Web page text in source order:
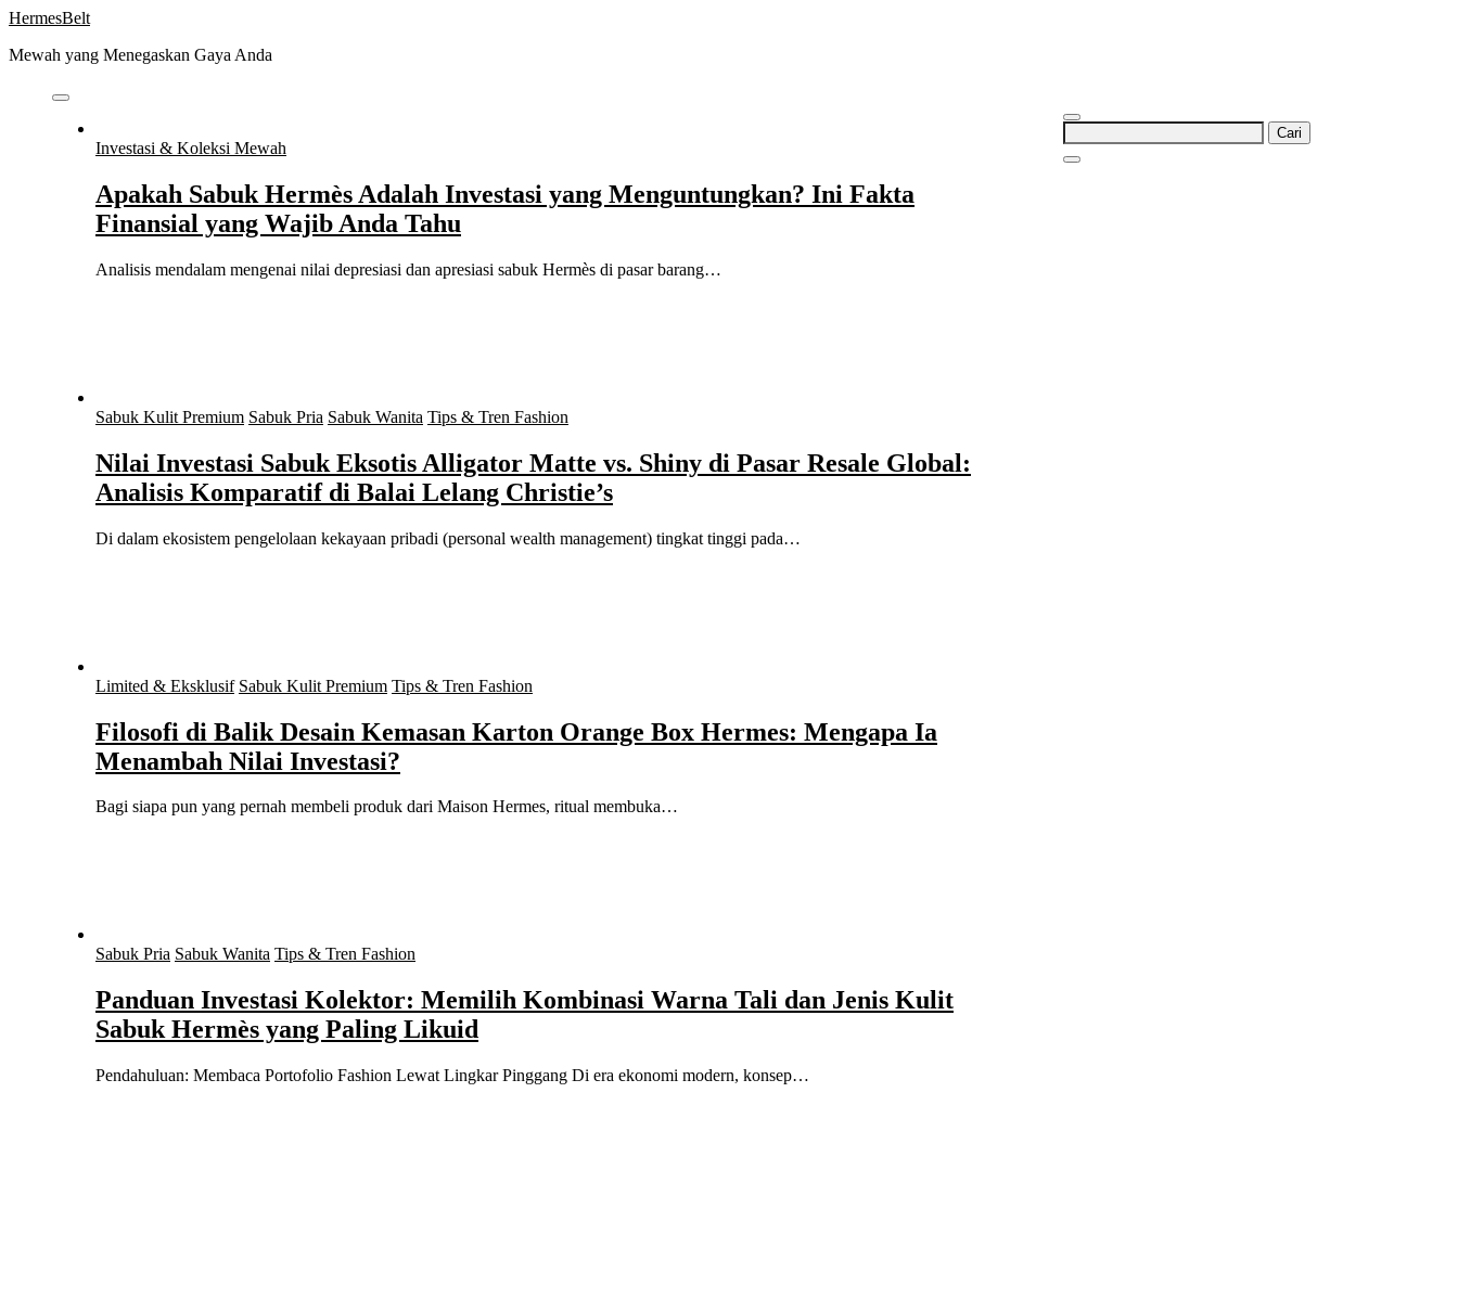
Skip
content
HermesBelt
Mewah yang Menegaskan Gaya Anda
Cari
untuk:
Investasi & Koleksi Mewah
Apakah Sabuk Hermès Adalah Investasi yang Menguntungkan? Ini Fakta
Finansial yang Wajib Anda Tahu
Analisis mendalam mengenai nilai depresiasi dan apresiasi sabuk Hermès di pasar barang…
Sabuk Kulit Premium Sabuk Pria Sabuk Wanita Tips & Tren Fashion
Nilai Investasi Sabuk Eksotis Alligator Matte vs. Shiny di Pasar Resale Global:
Analisis Komparatif di Balai Lelang Christie’s
Di dalam ekosistem pengelolaan kekayaan pribadi (personal wealth management) tingkat tinggi pada…
Limited & Eksklusif Sabuk Kulit Premium Tips & Tren Fashion
Filosofi di Balik Desain Kemasan Karton Orange Box Hermes: Mengapa Ia
Menambah Nilai Investasi?
Bagi siapa pun yang pernah membeli produk dari Maison Hermes, ritual membuka…
Sabuk Pria Sabuk Wanita Tips & Tren Fashion
Panduan Investasi Kolektor: Memilih Kombinasi Warna Tali dan Jenis Kulit
Sabuk Hermès yang Paling Likuid
Pendahuluan: Membaca Portofolio Fashion Lewat Lingkar Pinggang Di era ekonomi modern, konsep…